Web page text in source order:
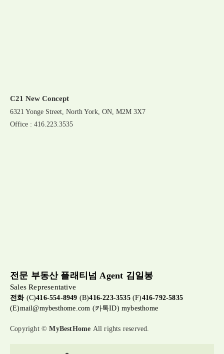
C21 New Concept
6321 Yonge Street, North York, ON, M2M 3X7
Office : 416.223.3535
전문 부동산 플래티넘 Agent 김일봉
Sales Representative
전화(C)416-554-8949 (B)416-223-3535(F)416-792-5835
(E)mail@mybesthome.com (카톡ID) mybesthome
Copyright ©MyBestHome All rights reserved.